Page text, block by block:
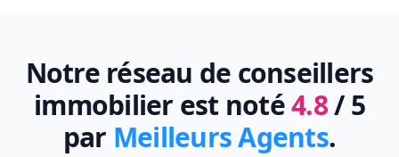
Notre réseau de conseillers
immobilier est noté4.8/ 5
par Meilleurs Agents.